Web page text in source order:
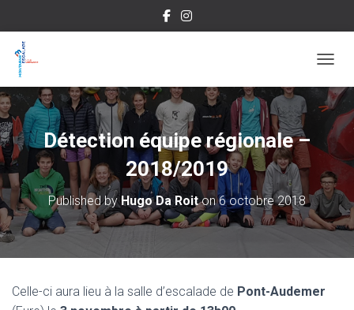
Détection équipe régionale –
2018/2019
Published byHugo Da Roiton6 octobre 2018
Celle-ci aura lieu à la salle d’escalade de Pont-Audemer